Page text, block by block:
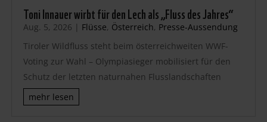
Toni Innauer wirbt für den Lech als „Fluss des Jahres“
Aug. 5, 2026 | Flüsse, Österreich, Presse-Aussendung
Tiroler Wildfluss steht beim österreichweiten WWF-
Voting zur Wahl – Olympiasieger mobilisiert für den
Schutz der letzten naturnahen Flusslandschaften
mehr lesen